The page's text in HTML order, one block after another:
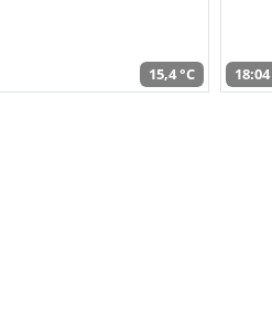
15,4 °C 18:04